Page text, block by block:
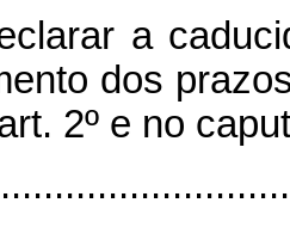
a
dos
2º e no